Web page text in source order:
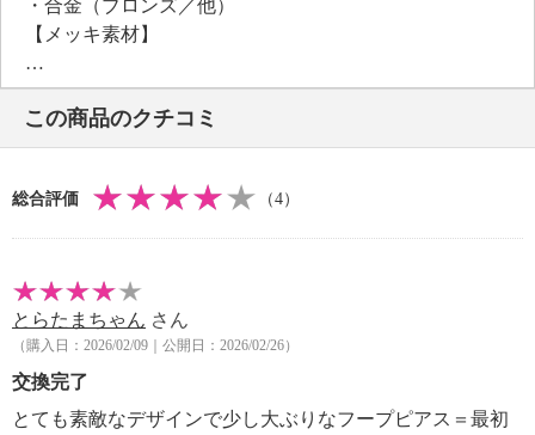
・合金（ブロンズ／他）
【メッキ素材】
・材質：イエローゴールドコート（１８Ｋ）
【同梱物（取扱説明書・保管上の注意等）】
・ポーチ
【その他】
【原産国（地）】
・イタリア製
この商品のクチコミ
総合評価 （4）
とらたまちゃん さん
（購入日：2026/02/09｜公開日：2026/02/26）
交換完了
とても素敵なデザインで少し大ぶりなフープピアス＝最初